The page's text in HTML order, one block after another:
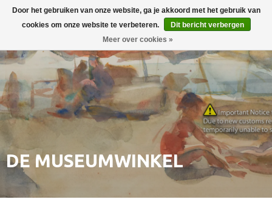
Inloggen 0
DE MUSEUMWINKEL
Door het gebruiken van onze website, ga je akkoord met het gebruik van
cookies om onze website te verbeteren.
Dit bericht verbergen
Meer over cookies »